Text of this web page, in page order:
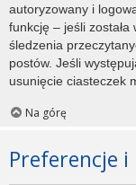
autoryzowany i
funkcję – jeśli
śledzenia
postów. Jeśli
usunięcie ciasteczek
Na górę
Preferencje